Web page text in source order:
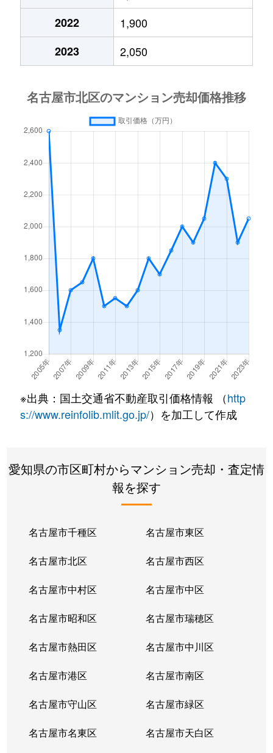
成願寺
1,600万円
新堀町
1,300万円
田幡
790万円 黒川(愛知)
徒歩2分
2,000万円 上飯田
天道町
天道町
徒歩16分
長喜町
徒歩14分
中切町
庄内通
徒歩25分
西味鋺
1,400万円 味鋺
西味鋺
600万円
鳩岡町
鳩岡町
1,700万円 黒川(愛知)
徒歩15分
鳩岡町
2,400万円 黒川(愛知)
徒歩14分
平安
2,200万円 平安通
徒歩0分
水草町
3,000万円 黒川(愛知)
徒歩13分
2,700万円
柳原
3,600万円 名城公園
山田
大曽根
山田
2,300万円 大曽根
山田
1,300万円 平安通
山田北町
1,800万円 上飯田
瑠璃光町
志賀本通
若葉通
3,600万円 志賀本通
若葉通
4,300万円 平安通
2022
1,900
2023
2,050
※出典：国土交通省不動産取引価格情報 （http
s://www.reinfolib.mlit.go.jp/）を加工して作成
愛知県の市区町村からマンション売却・査定情
報を探す
名古屋市千種区 名古屋市東区
名古屋市北区 名古屋市西区
名古屋市中村区 名古屋市中区
名古屋市昭和区 名古屋市瑞穂区
名古屋市熱田区 名古屋市中川区
名古屋市港区 名古屋市南区
名古屋市守山区 名古屋市緑区
名古屋市名東区 名古屋市天白区